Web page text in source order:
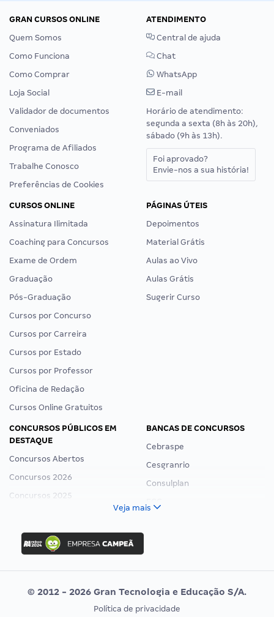
GRAN CURSOS ONLINE
Quem Somos
Como Funciona
Como Comprar
Loja Social
Validador de documentos
Conveniados
Programa de Afiliados
Trabalhe Conosco
Preferências de Cookies
ATENDIMENTO
Central de ajuda
Chat
WhatsApp
E-mail
Horário de atendimento:
segunda a sexta (8h às 20h),
sábado (9h às 13h).
Foi aprovado?
Envie-nos a sua história!
CURSOS ONLINE
Assinatura Ilimitada
Coaching para Concursos
Exame de Ordem
Graduação
Pós-Graduação
Cursos por Concurso
Cursos por Carreira
Cursos por Estado
Cursos por Professor
Oficina de Redação
Cursos Online Gratuitos
PÁGINAS ÚTEIS
Depoimentos
Material Grátis
Aulas ao Vivo
Aulas Grátis
Sugerir Curso
CONCURSOS PÚBLICOS EM
DESTAQUE
Concursos Abertos
Concursos 2026
Concursos 2025
Concurso Nacional Unificado
Concurso Ibama
Concurso MPU
Editais publicados
BANCAS DE CONCURSOS
Cebraspe
Cesgranrio
Consulplan
Vunesp
CONCURSOS POR PROFISSÃO EXAME DE ORDEM
Veja mais
© 2012 - 2026 Gran Tecnologia e Educação S/A.
Política de privacidade